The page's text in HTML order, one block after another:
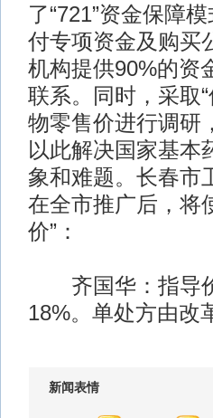
了“721”资金保障
付专项资金及购买
机构提供90%的资
联系。同时，采取
物零售价进行调研
以此解决国家基本
象和难题。长春市
在全市推广后，将
价”：
齐国华：指导价
18%。单处方由改
新闻表情